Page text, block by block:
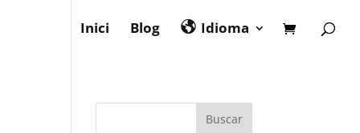
Inici Blog Idioma